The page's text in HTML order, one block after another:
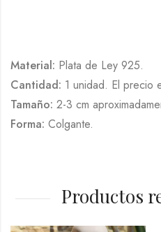
Material: Plata de Ley 925.
Cantidad: 1 unidad. El precio
Tamaño: 2-3 cm
Forma: Colgante.
Productos